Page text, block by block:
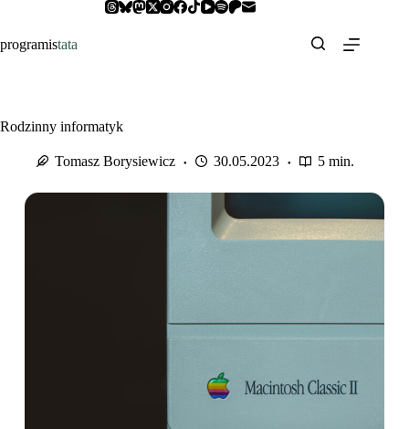
treści
programistata
Rodzinny informatyk
Tomasz Borysiewicz 30.05.2023 5 min.